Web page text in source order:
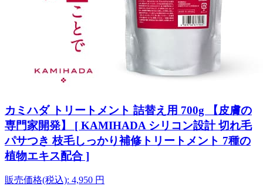
カミハダ トリートメント 詰替え用 700g 【皮膚の
専門家開発】 [ KAMIHADA シリコン設計 切れ毛
パサつき 枝毛しっかり補修トリートメント 7種の
植物エキス配合 ]
販売価格(税込): 4,950 円